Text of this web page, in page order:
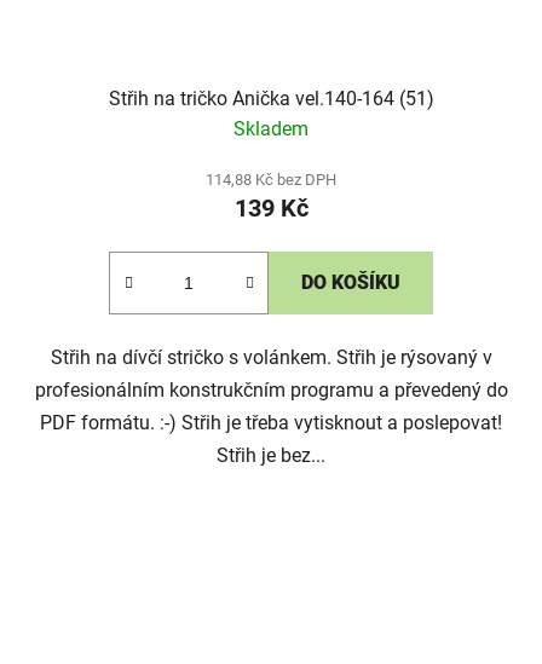
Střih na tričko Anička vel.140-164 (51)
Skladem
114,88 Kč bez DPH
139 Kč
DO KOŠÍKU
Střih na dívčí stričko s volánkem. Střih je rýsovaný v
profesionálním konstrukčním programu a převedený do
PDF formátu. :-) Střih je třeba vytisknout a poslepovat!
Střih je bez...